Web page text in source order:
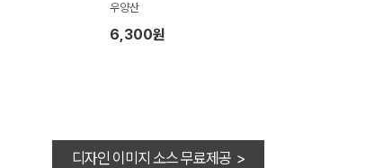
우양산
6,300원
디자인 이미지 소스 무료제공 >